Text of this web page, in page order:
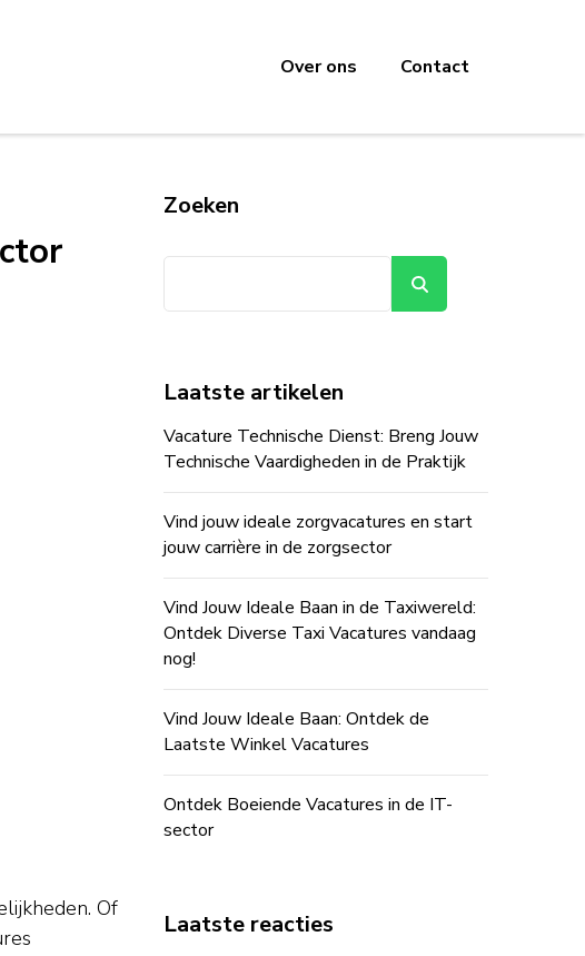
Over ons Contact
Of
Zoeken
Laatste artikelen
Vacature Technische Dienst: Breng Jouw
Technische Vaardigheden in de Praktijk
Vind jouw ideale zorgvacatures en start
jouw carrière in de zorgsector
Vind Jouw Ideale Baan in de Taxiwereld:
Ontdek Diverse Taxi Vacatures vandaag
nog!
Vind Jouw Ideale Baan: Ontdek de
Laatste Winkel Vacatures
Ontdek Boeiende Vacatures in de IT-
sector
Laatste reacties